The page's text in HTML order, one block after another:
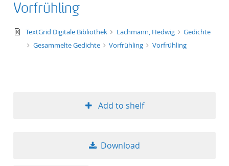
Vorfrühling
text/xml
TextGrid Digitale Bibliothek Lachmann, Hedwig
Gedichte
Gesammelte Gedichte
Vorfrühling Vorfrühling
Add to shelf
Download